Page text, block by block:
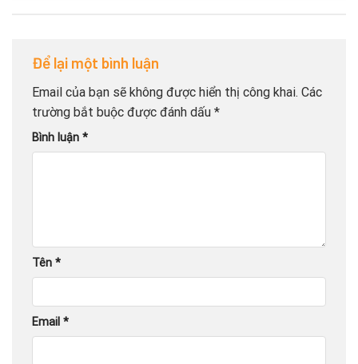
Để lại một bình luận
Email của bạn sẽ không được hiển thị công khai. Các
trường bắt buộc được đánh dấu *
Bình luận *
Tên *
Email *